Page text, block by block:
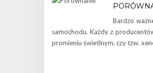
Bardzo
samochodu. Każdy z
promieniu świetlnym, czy tzw.